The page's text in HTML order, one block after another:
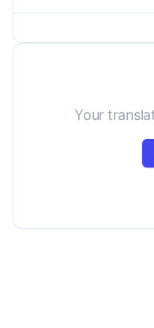
Your